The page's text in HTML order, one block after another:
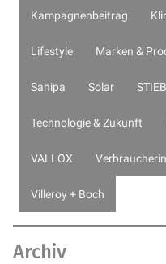
Kampagnenbeitrag
Lifestyle Marken &
Sanipa Solar
Technologie & Zukunft
VALLOX
Villeroy + Boch
Archiv